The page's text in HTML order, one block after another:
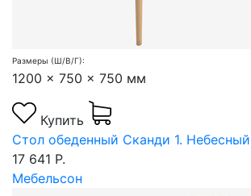
Размеры (Ш/В/Г):
1200 x 750 x 750 мм
Купить
Стол обеденный Сканди 1. Небесный
17 641 Р.
Мебельсон